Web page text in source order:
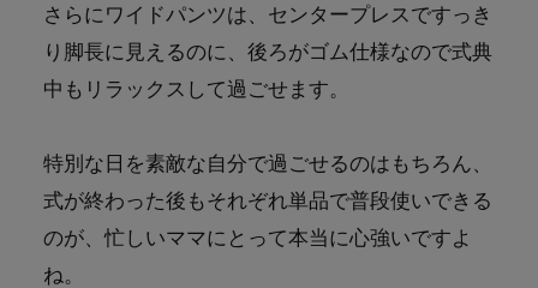
さらにワイドパンツは、センタープレスですっき
り脚長に見えるのに、後ろがゴム仕様なので式典
中もリラックスして過ごせます。
特別な日を素敵な自分で過ごせるのはもちろん、
式が終わった後もそれぞれ単品で普段使いできる
のが、忙しいママにとって本当に心強いですよ
ね。